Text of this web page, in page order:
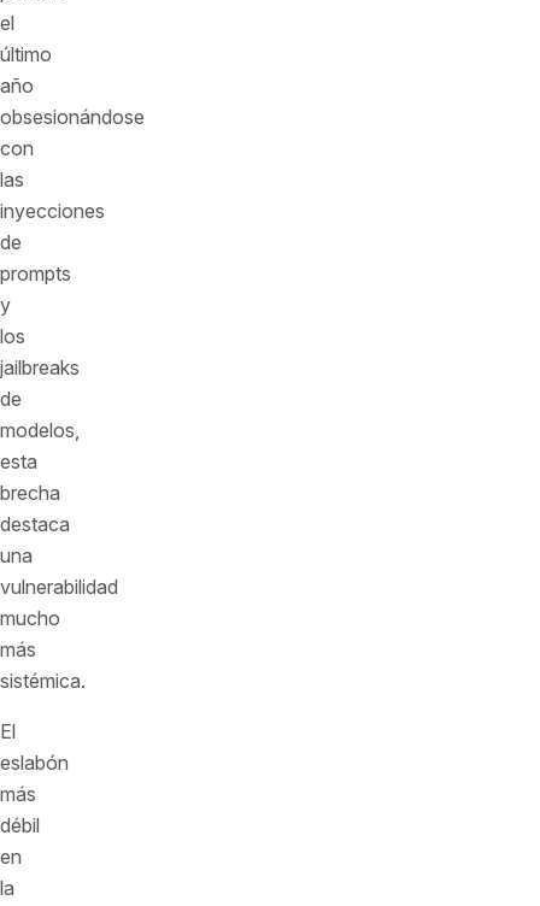
el
último
año
obsesionándose
con
las
inyecciones
de
prompts
y
los
jailbreaks
de
modelos,
esta
brecha
destaca
una
vulnerabilidad
mucho
más
sistémica.
El
eslabón
más
débil
en
la